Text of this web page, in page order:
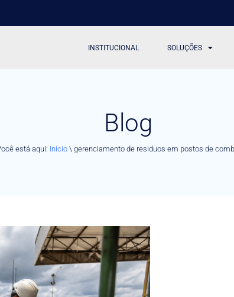
INSTITUCIONAL SOLUÇÕES
Blog
está aqui: Início\ gerenciamento de residuos em postos de